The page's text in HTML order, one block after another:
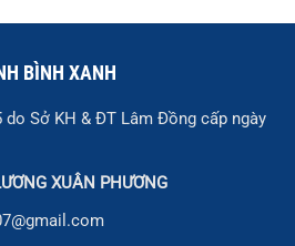
BÌNH XANH
do Sở KH & ĐT Lâm Đồng cấp ngày
XUÂN PHƯƠNG